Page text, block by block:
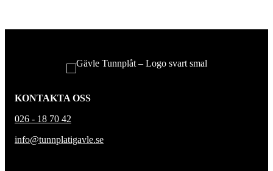
KONTAKTA OSS
026 - 18 70 42
info@tunnplatigavle.se